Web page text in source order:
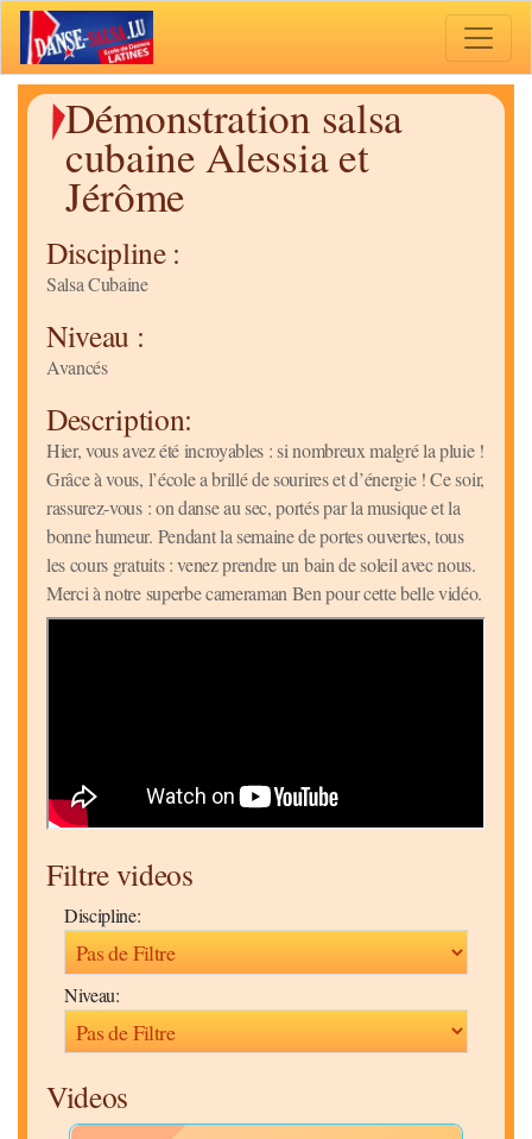
Démonstration salsa
cubaine Alessia et
Jérôme
Discipline :
Salsa Cubaine
Niveau :
Avancés
Description:
Hier, vous avez été incroyables : si nombreux malgré la pluie !
Grâce à vous, l’école a brillé de sourires et d’énergie ! Ce soir,
rassurez-vous : on danse au sec, portés par la musique et la
bonne humeur. Pendant la semaine de portes ouvertes, tous
les cours gratuits : venez prendre un bain de soleil avec nous.
Merci à notre superbe cameraman Ben pour cette belle vidéo.
Filtre videos
Discipline:
Niveau:
Videos